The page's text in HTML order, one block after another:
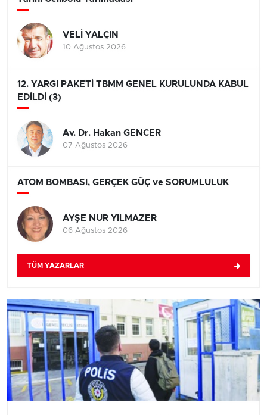
VELİ YALÇIN
10 Ağustos 2026
12. YARGI PAKETİ TBMM GENEL KURULUNDA KABUL
EDİLDİ (3)
Av. Dr. Hakan GENCER
07 Ağustos 2026
ATOM BOMBASI, GERÇEK GÜÇ ve SORUMLULUK
AYŞE NUR YILMAZER
06 Ağustos 2026
TÜM YAZARLAR